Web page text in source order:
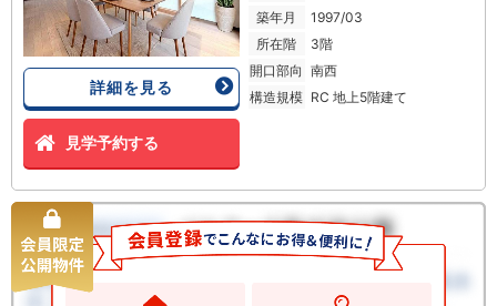
詳細を見る
見学予約する
築年月
1997/03
所在階
3階
開口部向 南西
構造規模 RC 地上5階建て